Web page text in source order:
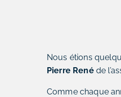
Nous étions
Pierre Renéde
Comme chaque